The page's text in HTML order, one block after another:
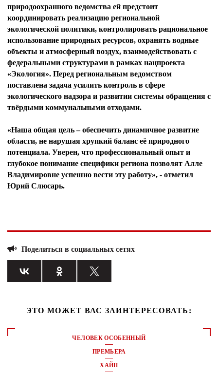
природоохранного ведомства ей предстоит
координировать реализацию региональной
экологической политики, контролировать рациональное
использование природных ресурсов, охранять водные
объекты и атмосферный воздух, взаимодействовать с
федеральными структурами в рамках нацпроекта
«Экология». Перед региональным ведомством
поставлена задача усилить контроль в сфере
экологического надзора и развитии системы обращения с
твёрдыми коммунальными отходами.
«Наша общая цель – обеспечить динамичное развитие
области, не нарушая хрупкий баланс её природного
потенциала. Уверен, что профессиональный опыт и
глубокое понимание специфики региона позволят Алле
Владимировне успешно вести эту работу», - отметил
Юрий Слюсарь.
Поделиться в социальных сетях
ЭТО МОЖЕТ ВАС ЗАИНТЕРЕСОВАТЬ:
ЧЕЛОВЕК ОСОБЕННЫЙ
ПРЕМЬЕРА
ХАЙП